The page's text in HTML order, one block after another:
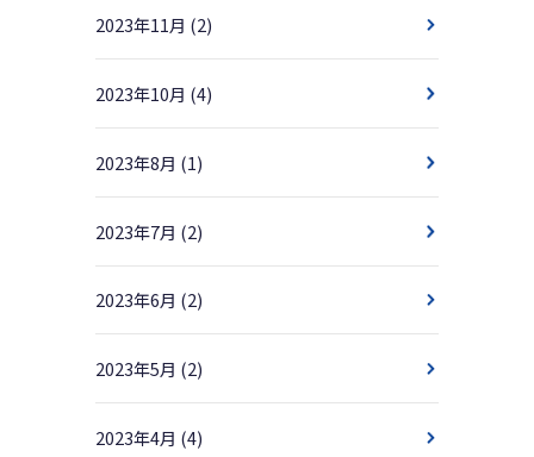
2023年11月 (2)
2023年10月 (4)
2023年8月 (1)
2023年7月 (2)
2023年6月 (2)
2023年5月 (2)
2023年4月 (4)